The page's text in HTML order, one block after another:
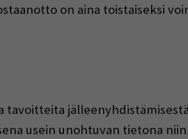
on aina toistaiseksi
usein unohtuvan tietona